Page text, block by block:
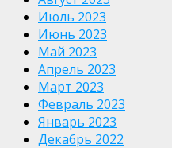
Июль 2023
Июнь 2023
Май 2023
Апрель 2023
Март 2023
Февраль 2023
Январь 2023
Декабрь 2022